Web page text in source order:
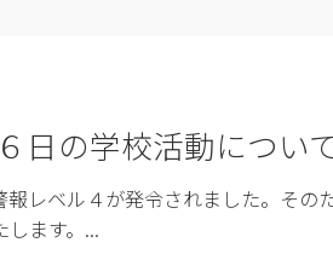
日の学校活動につい
レベル４が発令されました。その
ます。...